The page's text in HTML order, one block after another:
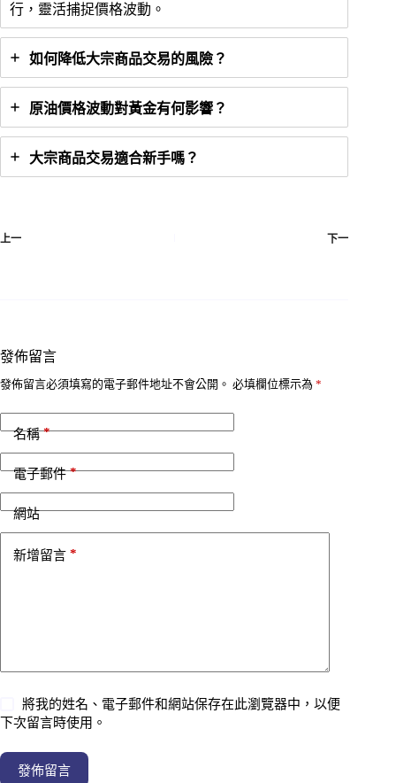
行，靈活捕捉價格波動。
如何降低大宗商品交易的風險？
原油價格波動對黃金有何影響？
大宗商品交易適合新手嗎？
上一 下一
發佈留言
發佈留言必須填寫的電子郵件地址不會公開。 必填欄位標示為 *
名稱*
電子郵件*
網站
新增留言 *
將我的姓名、電子郵件和網站保存在此瀏覽器中，以便
下次留言時使用。
發佈留言